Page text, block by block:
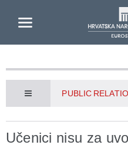
PUBLIC
Učenici nisu za